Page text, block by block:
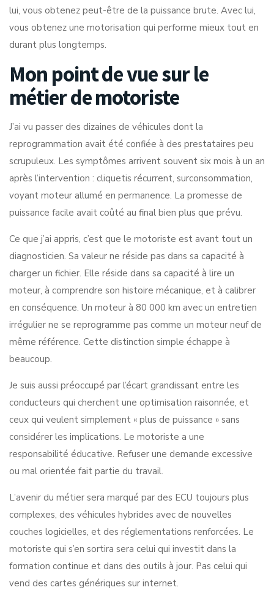
lui, vous obtenez peut-être de la puissance brute. Avec lui,
vous obtenez une motorisation qui performe mieux tout en
durant plus longtemps.
Mon point de vue sur le
métier de motoriste
J’ai vu passer des dizaines de véhicules dont la
reprogrammation avait été confiée à des prestataires peu
scrupuleux. Les symptômes arrivent souvent six mois à un an
après l’intervention : cliquetis récurrent, surconsommation,
voyant moteur allumé en permanence. La promesse de
puissance facile avait coûté au final bien plus que prévu.
Ce que j’ai appris, c’est que le motoriste est avant tout un
diagnosticien. Sa valeur ne réside pas dans sa capacité à
charger un fichier. Elle réside dans sa capacité à lire un
moteur, à comprendre son histoire mécanique, et à calibrer
en conséquence. Un moteur à 80 000 km avec un entretien
irrégulier ne se reprogramme pas comme un moteur neuf de
même référence. Cette distinction simple échappe à
beaucoup.
Je suis aussi préoccupé par l’écart grandissant entre les
conducteurs qui cherchent une optimisation raisonnée, et
ceux qui veulent simplement « plus de puissance » sans
considérer les implications. Le motoriste a une
responsabilité éducative. Refuser une demande excessive
ou mal orientée fait partie du travail.
L’avenir du métier sera marqué par des ECU toujours plus
complexes, des véhicules hybrides avec de nouvelles
couches logicielles, et des réglementations renforcées. Le
motoriste qui s’en sortira sera celui qui investit dans la
formation continue et dans des outils à jour. Pas celui qui
vend des cartes génériques sur internet.